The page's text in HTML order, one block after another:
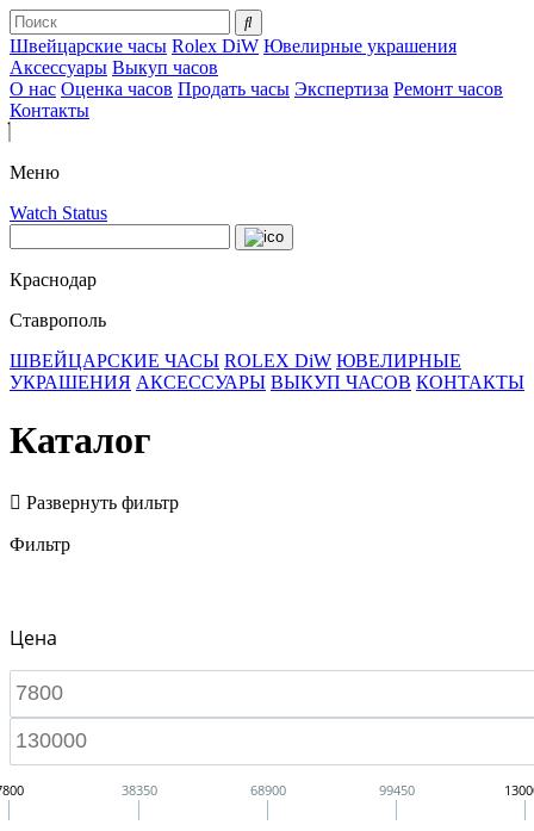
Швейцарские часы Rolex DiW Ювелирные украшения
Аксессуары Выкуп часов
О нас Оценка часов Продать часы Экспертиза Ремонт часов
Контакты
Меню
Watch Status
Краснодар
Ставрополь
ШВЕЙЦАРСКИЕ ЧАСЫ ROLEX DiW ЮВЕЛИРНЫЕ
УКРАШЕНИЯ АКСЕССУАРЫ ВЫКУП ЧАСОВ КОНТАКТЫ
Каталог
Развернуть фильтр
Фильтр
Цена
38350 68900 99450